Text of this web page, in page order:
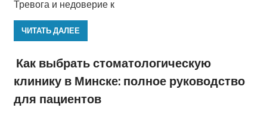
Тревога и недоверие к
ЧИТАТЬ ДАЛЕЕ
Как выбрать стоматологическую
клинику в Минске: полное руководство
для пациентов